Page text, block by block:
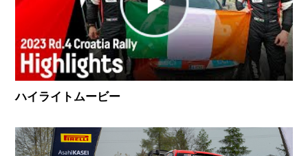
ハイライトムービー